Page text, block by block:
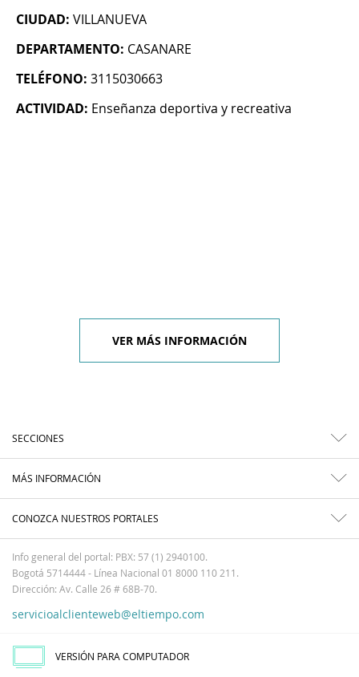
CIUDAD: VILLANUEVA
DEPARTAMENTO: CASANARE
TELÉFONO: 3115030663
ACTIVIDAD: Enseñanza deportiva y recreativa
VER MÁS INFORMACIÓN
SECCIONES
MÁS INFORMACIÓN
CONOZCA NUESTROS PORTALES
Info general del portal: PBX: 57 (1) 2940100.
Bogotá 5714444 - Línea Nacional 01 8000 110 211.
Dirección: Av. Calle 26 # 68B-70.
servicioalclienteweb@eltiempo.com
VERSIÓN PARA COMPUTADOR